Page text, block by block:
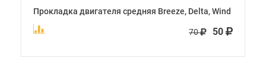
Прокладка двигателя средняя Breeze, Delta, Wind
70 50